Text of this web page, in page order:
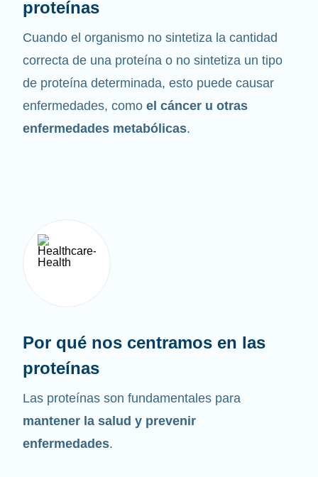
proteínas
Cuando el organismo no sintetiza la cantidad
correcta de una proteína o no sintetiza un tipo
de proteína determinada, esto puede causar
enfermedades, como el cáncer u otras
enfermedades metabólicas.
Por qué nos centramos en las
proteínas
Las proteínas son fundamentales para
mantener la salud y prevenir
enfermedades.